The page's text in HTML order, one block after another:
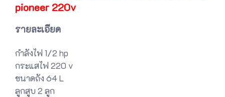
pioneer 220v
รายละเอียด
กำลังไฟ 1/2 hp
กระแสไฟ 220 v
ขนาดถัง 64 L
ลูกสูบ 2 ลูก